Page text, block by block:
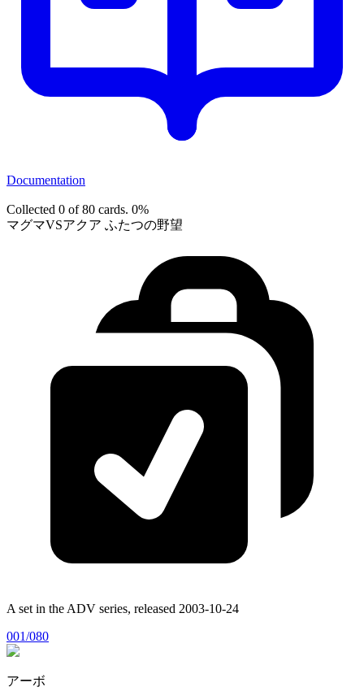
Documentation
Collected 0 of 80 cards. 0%
マグマVSアクア ふたつの野望
A set in the ADV series, released 2003-10-24
001/080
アーボ